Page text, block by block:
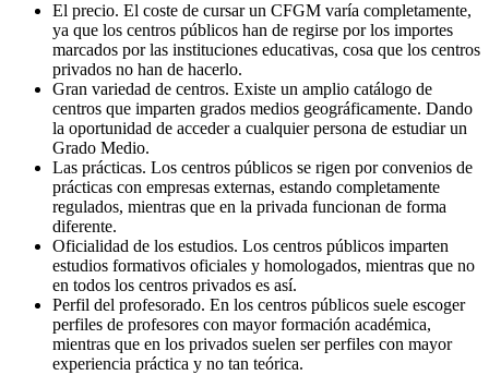
El precio. El coste de cursar un CFGM varía completamente,
ya que los centros públicos han de regirse por los importes
marcados por las instituciones educativas, cosa que los centros
privados no han de hacerlo.
Gran variedad de centros. Existe un amplio catálogo de
centros que imparten grados medios geográficamente. Dando
la oportunidad de acceder a cualquier persona de estudiar un
Grado Medio.
Las prácticas. Los centros públicos se rigen por convenios de
prácticas con empresas externas, estando completamente
regulados, mientras que en la privada funcionan de forma
diferente.
Oficialidad de los estudios. Los centros públicos imparten
estudios formativos oficiales y homologados, mientras que no
en todos los centros privados es así.
Perfil del profesorado. En los centros públicos suele escoger
perfiles de profesores con mayor formación académica,
mientras que en los privados suelen ser perfiles con mayor
experiencia práctica y no tan teórica.